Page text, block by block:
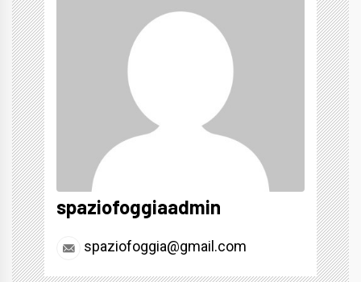
spaziofoggiaadmin
spaziofoggia@gmail.com